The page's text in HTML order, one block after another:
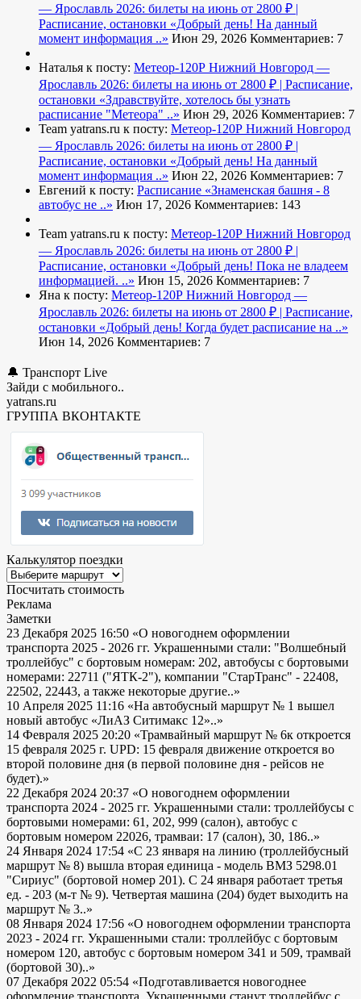
— Ярославль 2026: билеты на июнь от 2800 ₽ |
Расписание, остановки «Добрый день! На данный
момент информация ..» Июн 29, 2026 Комментариев: 7
Наталья к посту: Метеор-120Р Нижний Новгород —
Ярославль 2026: билеты на июнь от 2800 ₽ | Расписание,
остановки «Здравствуйте, хотелось бы узнать
расписание "Метеора" ..» Июн 29, 2026 Комментариев: 7
Team yatrans.ru к посту: Метеор-120Р Нижний Новгород
— Ярославль 2026: билеты на июнь от 2800 ₽ |
Расписание, остановки «Добрый день! На данный
момент информация ..» Июн 22, 2026 Комментариев: 7
Евгений к посту: Расписание «Знаменская башня - 8
автобус не ..» Июн 17, 2026 Комментариев: 143
Team yatrans.ru к посту: Метеор-120Р Нижний Новгород
— Ярославль 2026: билеты на июнь от 2800 ₽ |
Расписание, остановки «Добрый день! Пока не владеем
информацией. ..» Июн 15, 2026 Комментариев: 7
Яна к посту: Метеор-120Р Нижний Новгород —
Ярославль 2026: билеты на июнь от 2800 ₽ | Расписание,
остановки «Добрый день! Когда будет расписание на ..»
Июн 14, 2026 Комментариев: 7
🔔 Транспорт Live
Зайди с мобильного..
yatrans.ru
ГРУППА ВКОНТАКТЕ
Калькулятор поездки
Посчитать стоимость
Реклама
Заметки
23 Декабря 2025 16:50 «О новогоднем оформлении
транспорта 2025 - 2026 гг. Украшенными стали: "Волшебный
троллейбус" с бортовым номерам: 202, автобусы с бортовыми
номерами: 22711 ("ЯТК-2"), компании "СтарТранс" - 22408,
22502, 22443, а также некоторые другие..»
10 Апреля 2025 11:16 «На автобусный маршрут № 1 вышел
новый автобус «ЛиАЗ Ситимакс 12»..»
14 Февраля 2025 20:20 «Трамвайный маршрут № 6к откроется
15 февраля 2025 г. UPD: 15 февраля движение откроется во
второй половине дня (в первой половине дня - рейсов не
будет).»
22 Декабря 2024 20:37 «О новогоднем оформлении
транспорта 2024 - 2025 гг. Украшенными стали: троллейбусы с
бортовыми номерами: 61, 202, 999 (салон), автобус с
бортовым номером 22026, трамваи: 17 (салон), 30, 186..»
24 Января 2024 17:54 «С 23 января на линию (троллейбусный
маршрут № 8) вышла вторая единица - модель ВМЗ 5298.01
"Сириус" (бортовой номер 201). С 24 января работает третья
ед. - 203 (м-т № 9). Четвертая машина (204) будет выходить на
маршрут № 3..»
08 Января 2024 17:56 «О новогоднем оформлении транспорта
2023 - 2024 гг. Украшенными стали: троллейбус с бортовым
номером 120, автобус с бортовым номером 341 и 509, трамвай
(бортовой 30)..»
07 Декабря 2022 05:54 «Подготавливается новогоднее